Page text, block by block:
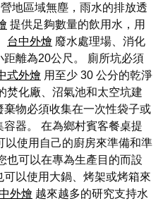
地區域無塵，雨水的排放透
提供足夠數量的飲用水，用
台中外燴 廢水處理場、消化
離為20公尺。 廁所坑必須
式外燴 用至少 30 公分的乾淨
焚化廠、沼氣池和太空坑建
物必須收集在一次性袋子或
器。 在為鄉村賓客餐桌提
以使用自己的廚房來準備和準
也可以在專為生產目的而設
以使用大鍋、烤架或烤箱來
外燴 越來越多的研究支持水